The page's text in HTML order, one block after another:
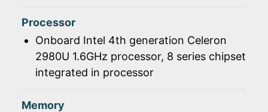
Processor
Onboard Intel 4th generation Celeron
2980U 1.6GHz processor, 8 series chipset
integrated in processor
Memory